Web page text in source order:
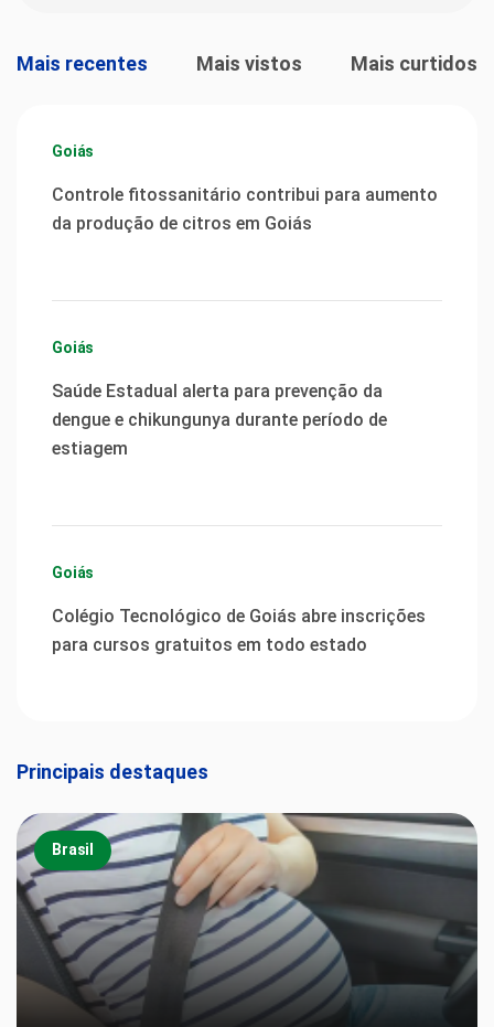
Mais recentes Mais vistos Mais curtidos
Goiás
Controle fitossanitário contribui para aumento
da produção de citros em Goiás
Goiás
Saúde Estadual alerta para prevenção da
dengue e chikungunya durante período de
estiagem
Goiás
Colégio Tecnológico de Goiás abre inscrições
para cursos gratuitos em todo estado
Principais destaques
Brasil